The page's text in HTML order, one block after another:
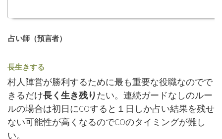
占い師（預言者）
長生きする
村人陣営が勝利するために最も重要な役職なのでで
きるだけ長く生き残りたい。連続ガードなしのルー
ルの場合は初日にCOすると１日しか占い結果を残せ
ない可能性が高くなるのでCOのタイミングが難し
い。